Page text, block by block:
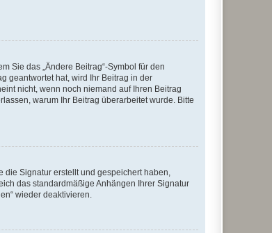
Sie das „Ändere Beitrag“-Symbol für den
geantwortet hat, wird Ihr Beitrag in der
nicht, wenn noch niemand auf Ihren Beitrag
warum Ihr Beitrag überarbeitet wurde. Bitte
Signatur erstellt und gespeichert haben,
das standardmäßige Anhängen Ihrer Signatur
wieder deaktivieren.